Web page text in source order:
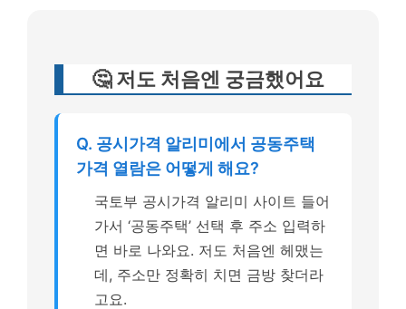
🤔 저도 처음엔 궁금했어요
Q. 공시가격 알리미에서 공동주택
가격 열람은 어떻게 해요?
국토부 공시가격 알리미 사이트 들어
가서 ‘공동주택’ 선택 후 주소 입력하
면 바로 나와요. 저도 처음엔 헤맸는
데, 주소만 정확히 치면 금방 찾더라
고요.